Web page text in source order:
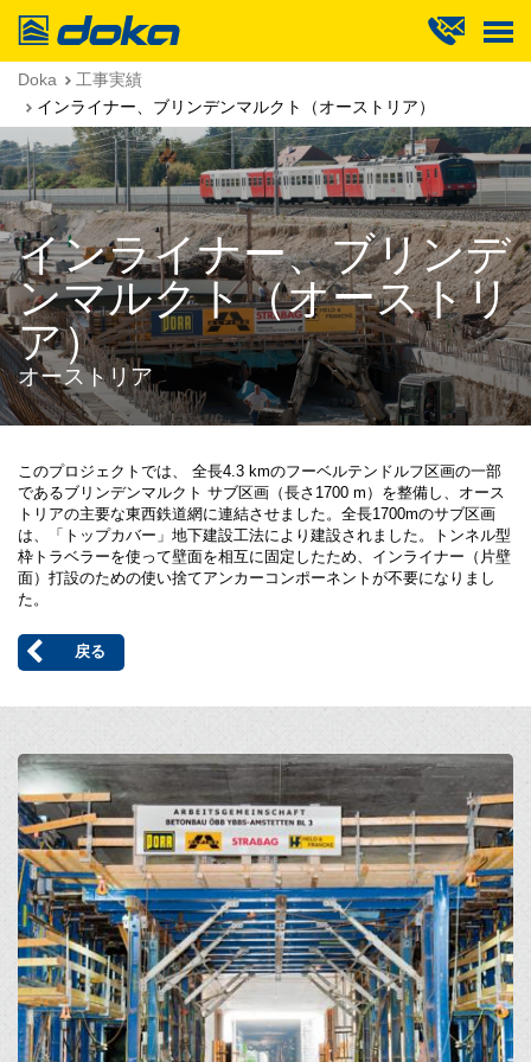
Doka
Doka
工事実績
インライナー、ブリンデンマルクト（オーストリア）
インライナー、ブリンデ
ンマルクト（オーストリ
ア）
オーストリア
このプロジェクトでは、 全長4.3 kmのフーベルテンドルフ区画の一部
であるブリンデンマルクト サブ区画（長さ1700 m）を整備し、オース
トリアの主要な東西鉄道網に連結させました。全長1700mのサブ区画
は、「トップカバー」地下建設工法により建設されました。トンネル型
枠トラベラーを使って壁面を相互に固定したため、インライナー（片壁
面）打設のための使い捨てアンカーコンポーネントが不要になりまし
た。
戻る
Open